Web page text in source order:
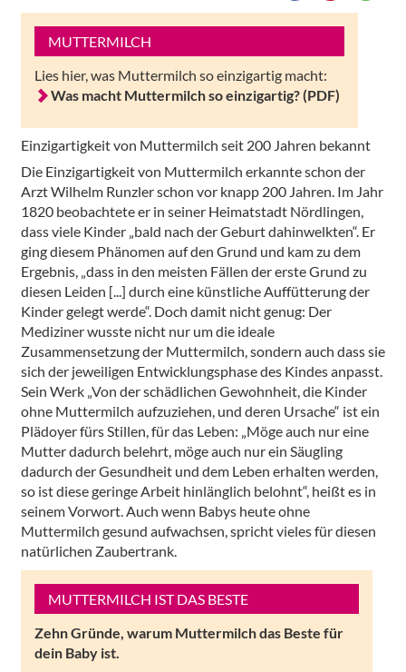
MUTTERMILCH
Lies hier, was Muttermilch so einzigartig macht:
Was macht Muttermilch so einzigartig? (PDF)
Einzigartigkeit von Muttermilch seit 200 Jahren bekannt
Die Einzigartigkeit von Muttermilch erkannte schon der
Arzt Wilhelm Runzler schon vor knapp 200 Jahren. Im Jahr
1820 beobachtete er in seiner Heimatstadt Nördlingen,
dass viele Kinder „bald nach der Geburt dahinwelkten“. Er
ging diesem Phänomen auf den Grund und kam zu dem
Ergebnis, „dass in den meisten Fällen der erste Grund zu
diesen Leiden [...] durch eine künstliche Auffütterung der
Kinder gelegt werde“. Doch damit nicht genug: Der
Mediziner wusste nicht nur um die ideale
Zusammensetzung der Muttermilch, sondern auch dass sie
sich der jeweiligen Entwicklungsphase des Kindes anpasst.
Sein Werk „Von der schädlichen Gewohnheit, die Kinder
ohne Muttermilch aufzuziehen, und deren Ursache“ ist ein
Plädoyer fürs Stillen, für das Leben: „Möge auch nur eine
Mutter dadurch belehrt, möge auch nur ein Säugling
dadurch der Gesundheit und dem Leben erhalten werden,
so ist diese geringe Arbeit hinlänglich belohnt“, heißt es in
seinem Vorwort. Auch wenn Babys heute ohne
Muttermilch gesund aufwachsen, spricht vieles für diesen
natürlichen Zaubertrank.
MUTTERMILCH IST DAS BESTE
Zehn Gründe, warum Muttermilch das Beste für
dein Baby ist.